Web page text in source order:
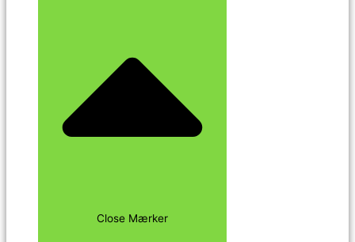
Close Mærker